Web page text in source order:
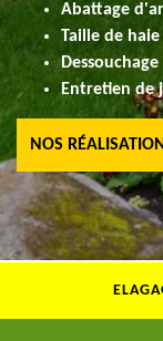
Abattage
Taille de haie
Entretien de
NOS